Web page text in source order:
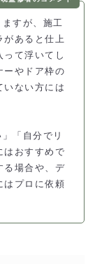
すが、施工
があると仕上
って浮いてし
ーやドア枠の
いない方には
「自分でリ
はおすすめで
る場合や、デ
はプロに依頼